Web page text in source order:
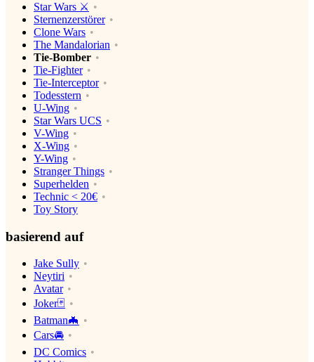
Star Wars ⚔️
Sternenzerstörer
Clone Wars
The Mandalorian
Tie-Bomber
Tie-Fighter
Tie-Interceptor
Todesstern
U-Wing
Star Wars UCS
V-Wing
X-Wing
Y-Wing
Stranger Things
Superhelden
Technic < 20€
Toy Story
basierend auf
Jake Sully
Neytiri
Avatar
Joker🃏
Batman🦇
Cars🚘
DC Comics